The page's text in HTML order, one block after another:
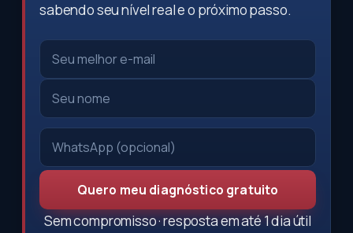
sabendo seu nível real e o próximo passo.
Quero meu diagnóstico gratuito
Sem compromisso · resposta em até 1 dia útil